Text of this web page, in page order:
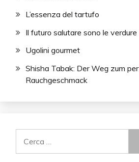
L’essenza del tartufo
Il futuro salutare sono le verdure
Ugolini gourmet
Shisha Tabak: Der Weg zum
Rauchgeschmack
per: